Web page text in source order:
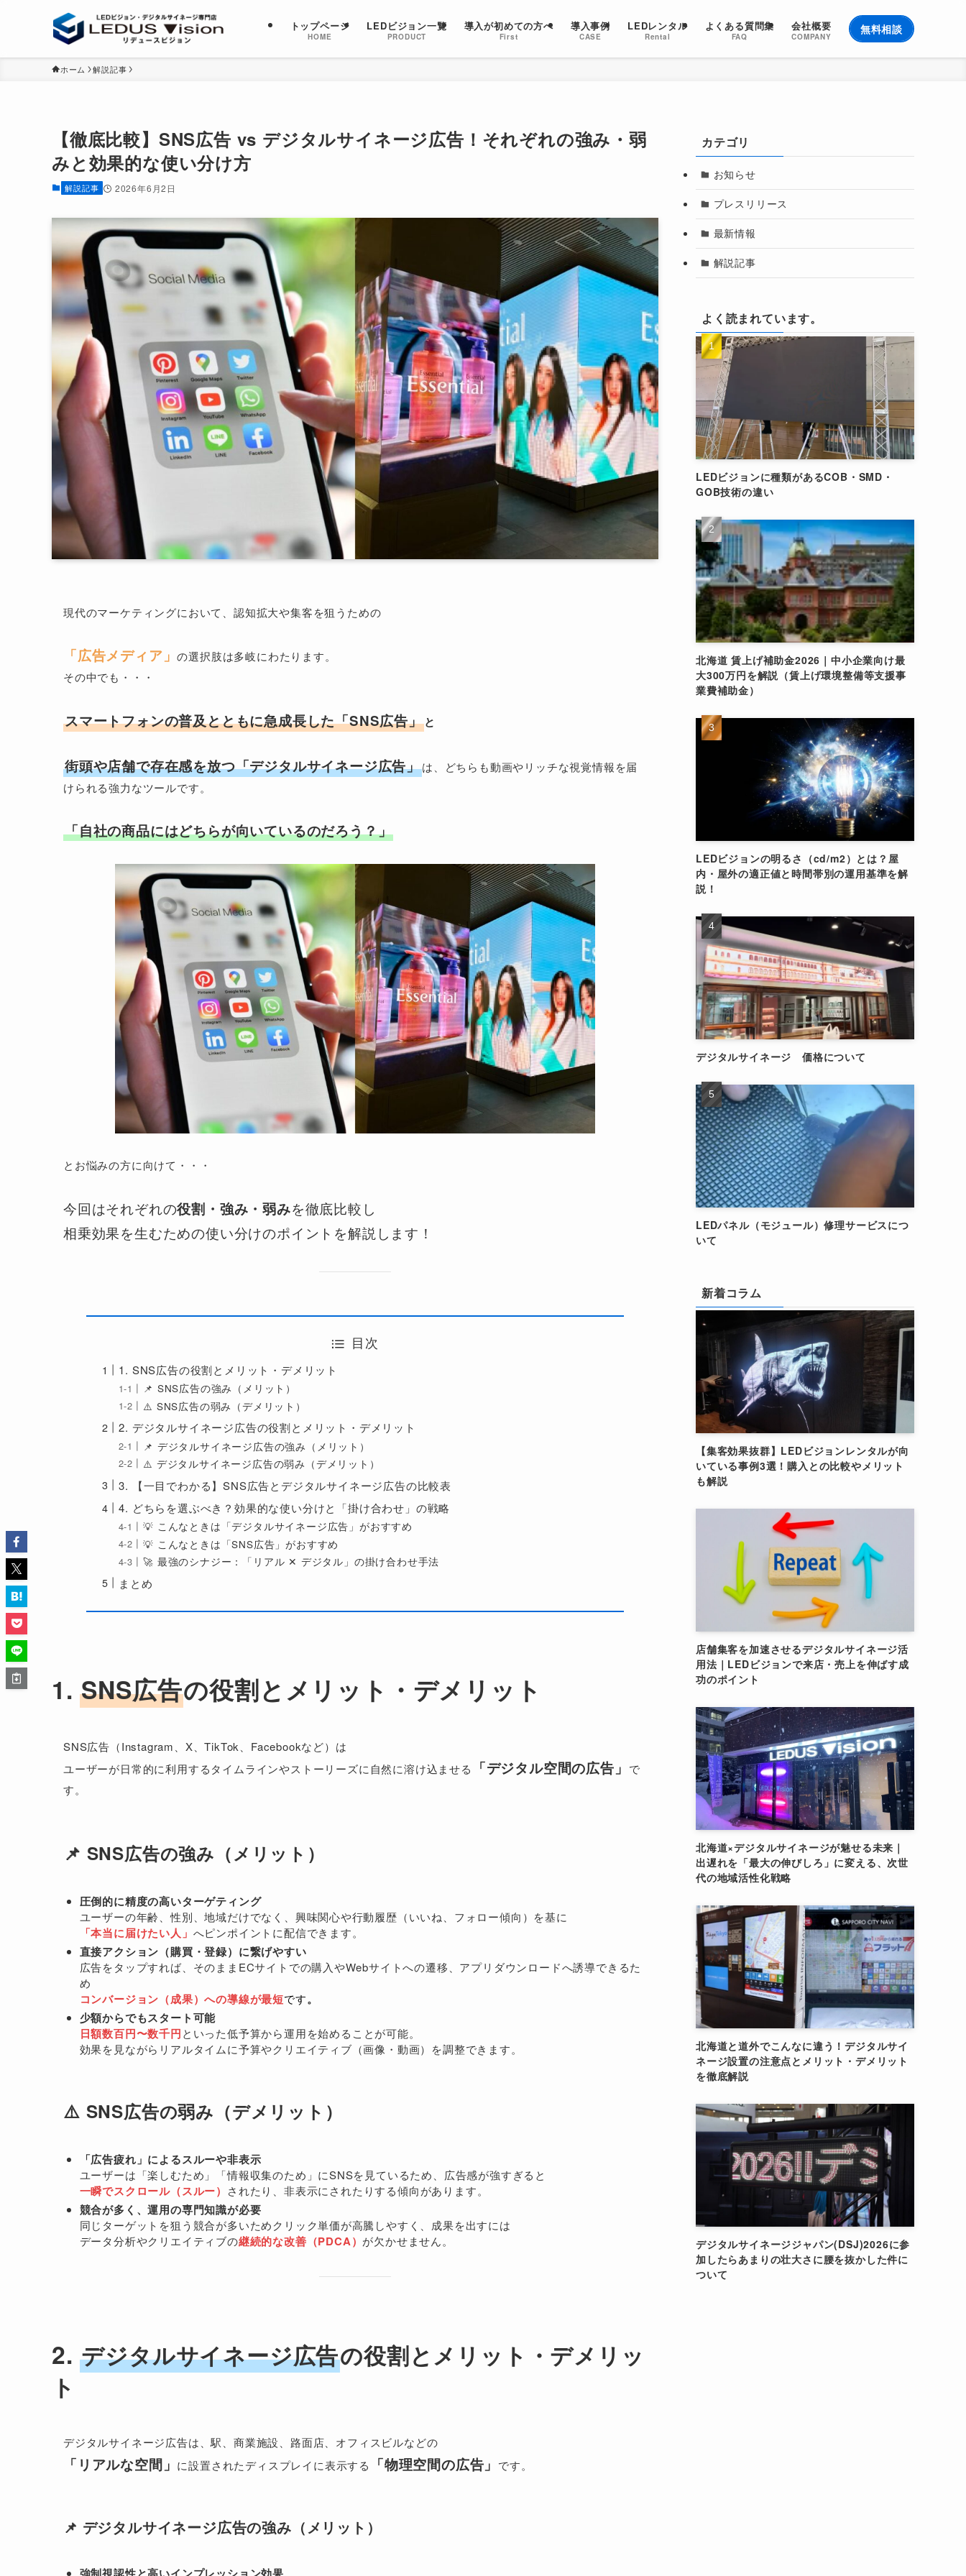
トップページ
HOME
LEDビジョン一覧
PRODUCT
導入が初めての方へ
First
導入事例
CASE
LEDレンタル
Rental
よくある質問集
FAQ
会社概要
COMPANY
無料相談
ホーム 解説記事
【徹底比較】SNS広告 vs デジタルサイネージ広告！それぞれの強み・弱
みと効果的な使い分け方
解説記事 2026年6月2日
現代のマーケティングにおいて、認知拡大や集客を狙うための
「広告メディア」の選択肢は多岐にわたります。
その中でも・・・
スマートフォンの普及とともに急成長した「SNS広告」と
街頭や店舗で存在感を放つ「デジタルサイネージ広告」は、どちらも動画やリッチな視覚情報を届
けられる強力なツールです。
「自社の商品にはどちらが向いているのだろう？」
とお悩みの方に向けて・・・
今回はそれぞれの役割・強み・弱みを徹底比較し
相乗効果を生むための使い分けのポイントを解説します！
目次
1. SNS広告の役割とメリット・デメリット
📌 SNS広告の強み（メリット）
⚠️ SNS広告の弱み（デメリット）
2. デジタルサイネージ広告の役割とメリット・デメリット
📌 デジタルサイネージ広告の強み（メリット）
⚠️ デジタルサイネージ広告の弱み（デメリット）
3. 【一目でわかる】SNS広告とデジタルサイネージ広告の比較表
4. どちらを選ぶべき？効果的な使い分けと「掛け合わせ」の戦略
💡 こんなときは「デジタルサイネージ広告」がおすすめ
💡 こんなときは「SNS広告」がおすすめ
🚀 最強のシナジー：「リアル ✕ デジタル」の掛け合わせ手法
まとめ
1.SNS広告の役割とメリット・デメリット
SNS広告（Instagram、X、TikTok、Facebookなど）は
ユーザーが日常的に利用するタイムラインやストーリーズに自然に溶け込ませる
「デジタル空間の広告」 で
す。
📌 SNS広告の強み（メリット）
圧倒的に精度の高いターゲティング
ユーザーの年齢、性別、地域だけでなく、興味関心や行動履歴（いいね、フォロー傾向）を基に
「本当に届けたい人」 へピンポイントに配信できます。
直接アクション（購買・登録）に繋げやすい
広告をタップすれば、そのままECサイトでの購入やWebサイトへの遷移、アプリダウンロードへ誘導できるた
め
コンバージョン（成果）への導線が最短です。
少額からでもスタート可能
日額数百円〜数千円といった低予算から運用を始めることが可能。
効果を見ながらリアルタイムに予算やクリエイティブ（画像・動画）を調整できます。
⚠️ SNS広告の弱み（デメリット）
「広告疲れ」によるスルーや非表示
ユーザーは「楽しむため」「情報収集のため」にSNSを見ているため、広告感が強すぎると
一瞬でスクロール（スルー） されたり、非表示にされたりする傾向があります。
競合が多く、運用の専門知識が必要
同じターゲットを狙う競合が多いためクリック単価が高騰しやすく、成果を出すには
データ分析やクリエイティブの継続的な改善（PDCA） が欠かせません。
2. デジタルサイネージ広告の役割とメリット・デメリッ
ト
デジタルサイネージ広告は、駅、商業施設、路面店、オフィスビルなどの
「リアルな空間」 に設置されたディスプレイに表示する 「物理空間の広告」 です。
📌 デジタルサイネージ広告の強み（メリット）
カテゴリ
お知らせ
プレスリリース
最新情報
解説記事
よく読まれています。
LEDビジョンに種類があるCOB・SMD・
GOB技術の違い
北海道 賃上げ補助金2026｜中小企業向け最
大300万円を解説（賃上げ環境整備等支援事
業費補助金）
LEDビジョンの明るさ（cd/m2）とは？屋
内・屋外の適正値と時間帯別の運用基準を解
説！
デジタルサイネージ 価格について
LEDパネル（モジュール）修理サービスにつ
いて
新着コラム
【集客効果抜群】LEDビジョンレンタルが向
いている事例3選！購入との比較やメリット
も解説
店舗集客を加速させるデジタルサイネージ活
用法｜LEDビジョンで来店・売上を伸ばす成
功のポイント
北海道×デジタルサイネージが魅せる未来｜
出遅れを「最大の伸びしろ」に変える、次世
代の地域活性化戦略
北海道と道外でこんなに違う！デジタルサイ
ネージ設置の注意点とメリット・デメリット
を徹底解説
デジタルサイネージジャパン(DSJ)2026に参
加したらあまりの壮大さに腰を抜かした件に
ついて